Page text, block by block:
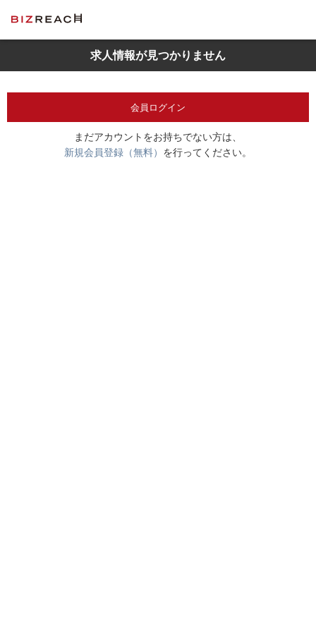
求人情報が見つかりません
会員ログイン
まだアカウントをお持ちでない方は、
新規会員登録（無料） を行ってください。